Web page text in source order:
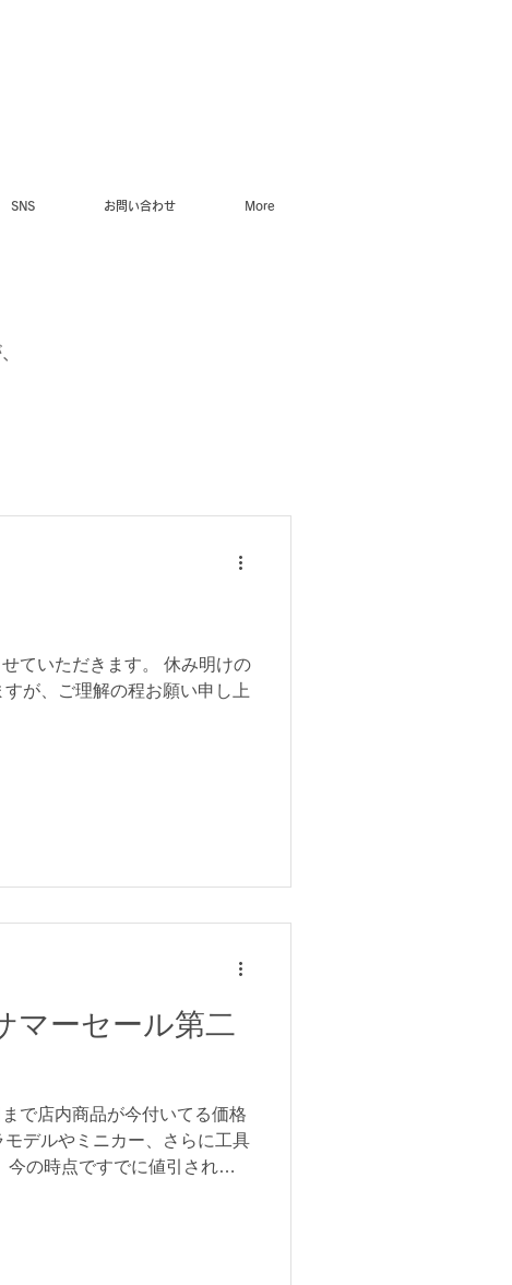
SNS お問い合わせ More
ていただきます。 休み明けの
が、ご理解の程お願い申し上
マーセール第二
で店内商品が今付いてる価格
デルやミニカー、さらに工具
の時点ですでに値引されて